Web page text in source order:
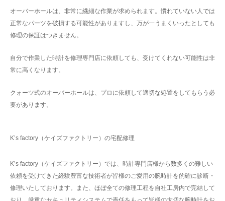
オーバーホールは、非常に繊細な作業が求められます。慣れていない人では
正常なパーツを破損する可能性がありますし、万が一うまくいったとしても
修理の保証はつきません。
自分で作業した時計を修理専門店に依頼しても、受けてくれない可能性は非
常に高くなります。
クォーツ式のオーバーホールは、プロに依頼して適切な処置をしてもらう必
要があります。
K’s factory（ケイズファクトリー）の宅配修理
K’s factory（ケイズファクトリー）では、時計専門店様から数多くの難しい
依頼を受けてきた経験豊富な技術者が皆様のご愛用の腕時計を的確に診断・
修理いたしております。また、ほぼ全ての修理工程を自社工房内で完結して